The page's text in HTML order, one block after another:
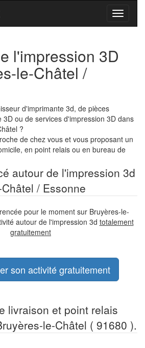
Toggle
l'impression 3D
le-Châtel /
d'imprimante 3d, de pièces
ou de services d'impression 3D dans
?
de chez vous et vous proposant un
en point relais ou en bureau de
autour de l'impression 3d
/ Essonne
pour le moment sur Bruyères-le-
autour de l'impression 3d totalement
gratuitement
son activité gratuitement
livraison et point relais
le-Châtel ( 91680 ).